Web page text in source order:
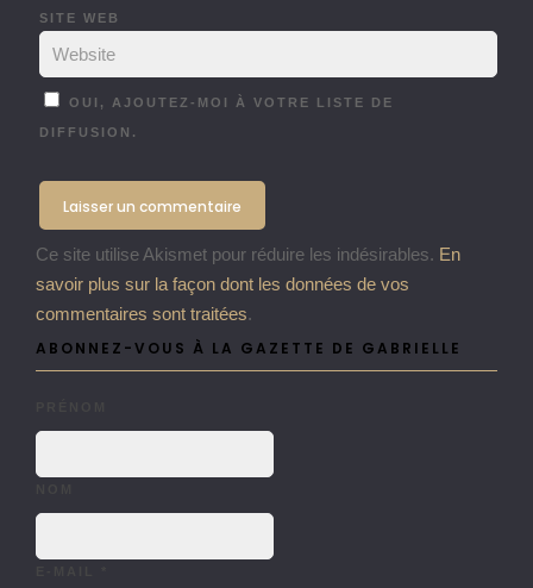
SITE WEB
OUI, AJOUTEZ-MOI À VOTRE LISTE DE
DIFFUSION.
Ce site utilise Akismet pour réduire les indésirables. En
savoir plus sur la façon dont les données de vos
commentaires sont traitées.
ABONNEZ-VOUS À LA GAZETTE DE GABRIELLE